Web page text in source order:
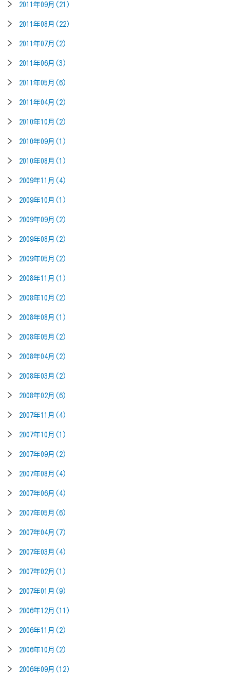
2011年09月(21)
2011年08月(22)
2011年07月(2)
2011年06月(3)
2011年05月(6)
2011年04月(2)
2010年10月(2)
2010年09月(1)
2010年08月(1)
2009年11月(4)
2009年10月(1)
2009年09月(2)
2009年08月(2)
2009年05月(2)
2008年11月(1)
2008年10月(2)
2008年08月(1)
2008年05月(2)
2008年04月(2)
2008年03月(2)
2008年02月(6)
2007年11月(4)
2007年10月(1)
2007年09月(2)
2007年08月(4)
2007年06月(4)
2007年05月(6)
2007年04月(7)
2007年03月(4)
2007年02月(1)
2007年01月(9)
2006年12月(11)
2006年11月(2)
2006年10月(2)
2006年09月(12)